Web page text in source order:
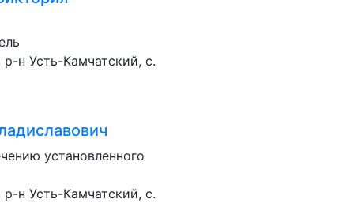
н Усть-Камчатский, с.
установленного
н Усть-Камчатский, с.